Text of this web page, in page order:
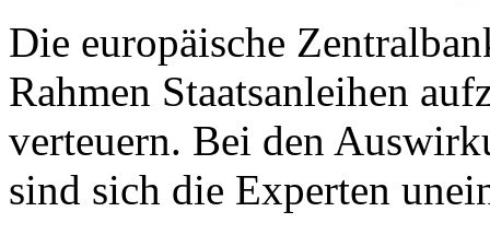
Die europäische
Rahmen Staatsanleihen
verteuern. Bei den
sind sich die Experten